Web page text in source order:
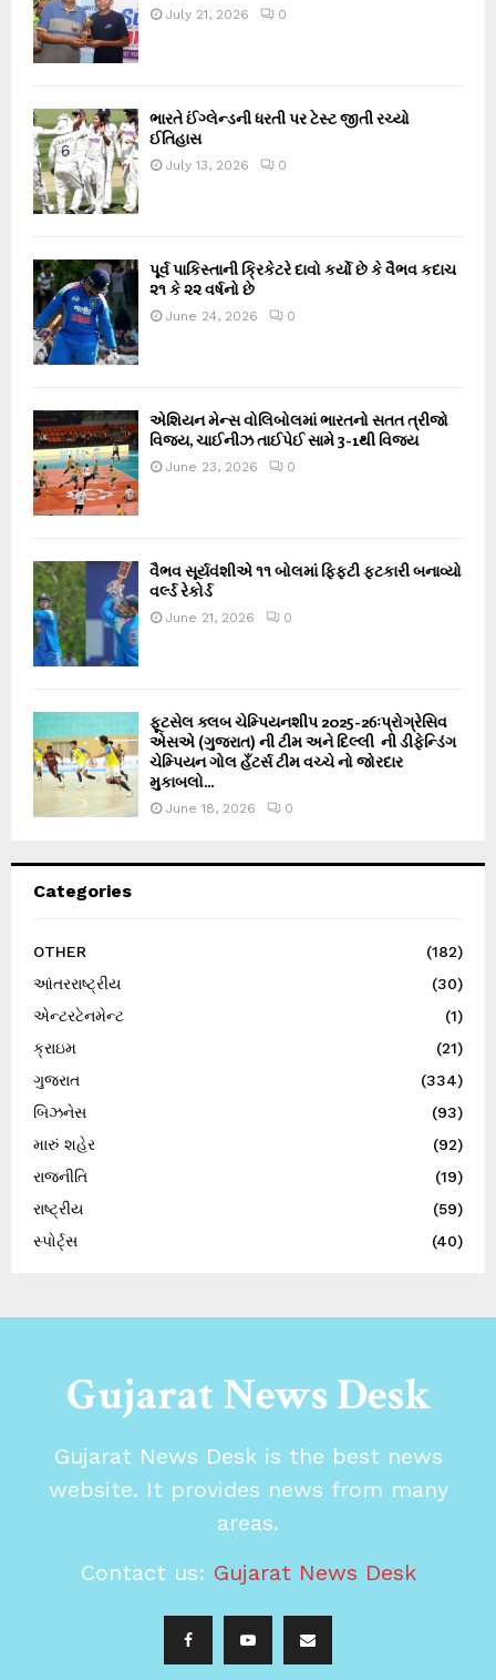
July 21, 2026 0
ભારતે ઈંગ્લેન્ડની ધરતી પર ટેસ્ટ જીતી રચ્યો
ઈતિહાસ
July 13, 2026 0
પૂર્વ પાકિસ્તાની ક્રિકેટરે દાવો કર્યો છે કે વૈભવ કદાચ
૨૧ કે ૨૨ વર્ષનો છે
June 24, 2026 0
એશિયન મેન્સ વોલિબોલમાં ભારતનો સતત ત્રીજો
વિજય, ચાઈનીઝ તાઈપેઈ સામે 3-1થી વિજય
June 23, 2026 0
વૈભવ સૂર્યવંશીએ ૧૧ બોલમાં ફિફ્ટી ફટકારી બનાવ્યો
વર્લ્ડ રેકોર્ડ
June 21, 2026 0
ફૂટસેલ ક્લબ ચેમ્પિયનશીપ 2025-26ઃપ્રોગ્રેસિવ
એસએ (ગુજરાત) ની ટીમ અને દિલ્લી ની ડીફેન્ડિંગ
ચેમ્પિયન ગોલ હઁટર્સ ટીમ વચ્ચે નો જોરદાર
મુકાબલો...
June 18, 2026 0
Categories
OTHER
(182)
આંતરરાષ્ટ્રીય
(30)
એન્ટરટેનમેન્ટ
(1)
ક્રાઇમ
(21)
ગુજરાત
(334)
બિઝનેસ
(93)
મારું શહેર
(92)
રાજનીતિ
(19)
રાષ્ટ્રીય
(59)
સ્પોર્ટ્સ
(40)
Gujarat News Desk
Gujarat News Desk is the best news
website. It provides news from many
areas.
Contact us: Gujarat News Desk